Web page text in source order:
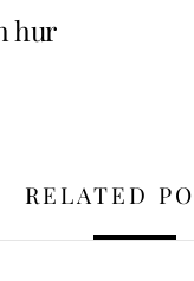
hur
RELATED